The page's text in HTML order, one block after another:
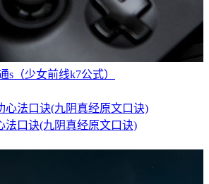
s（少女前线k7公式）
法口诀(九阴真经原文口诀)